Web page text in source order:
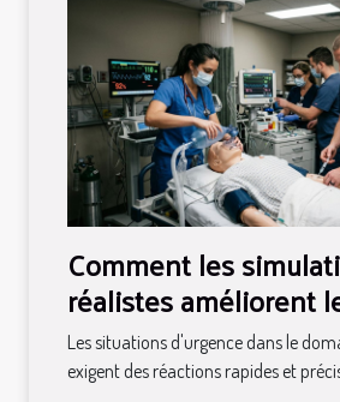
Comment les
réalistes améliorent
compétences
soins ?
Les situations d'urgence dans le
exigent des réactions rapides et